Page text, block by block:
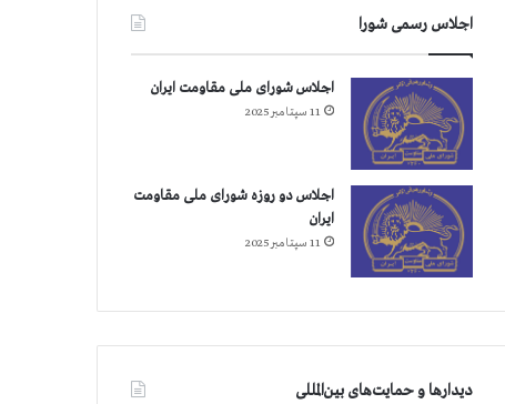
اجلاس رسمی شورا
اجلاس شورای ملی مقاومت ایران
11 سپتامبر 2025
اجلاس دو روزه شورای ملی مقاومت
ایران
11 سپتامبر 2025
دیدارها و حمایت‌های بین‌المللی